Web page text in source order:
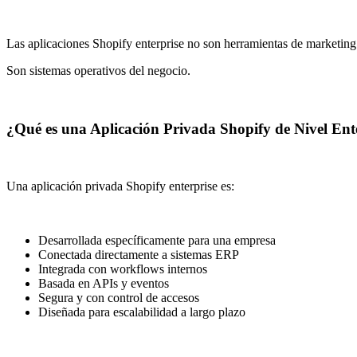
Las aplicaciones Shopify enterprise no son herramientas de
Son sistemas operativos del negocio.
¿Qué es una Aplicación Privada Shopify de Nivel
Una aplicación privada Shopify enterprise es:
Desarrollada específicamente para una empresa
Conectada directamente a sistemas ERP
Integrada con workflows internos
Basada en APIs y eventos
Segura y con control de accesos
Diseñada para escalabilidad a largo plazo